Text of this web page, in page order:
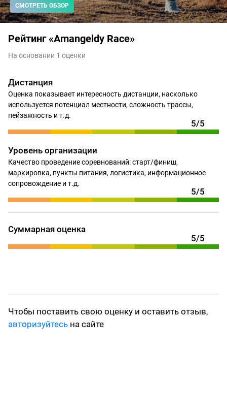
СМОТРЕТЬ ОБЗОР
Рейтинг «Amangeldy Race»
На основании 1 оценки
Дистанция
Оценка показывает интересность дистанции, насколько
используется потенциал местности, сложность трассы,
пейзажность и т.д.
5/5
Уровень организации
Качество проведение соревнований: старт/финиш,
маркировка, пункты питания, логистика, информационное
сопровождение и т.д.
5/5
Суммарная оценка
5/5
Чтобы поставить свою оценку и оставить отзыв,
авторизуйтесь на сайте